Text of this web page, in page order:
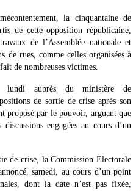
la cinquantaine de
de cette opposition républicaine,
de l’Assemblée nationale et
de rues, comme celles organisées à
de nombreuses victimes.
lundi auprès du ministère de
de sortie de crise après son
proposé par le pouvoir, arguant que
engagées au cours d’un
de crise, la Commission Electorale
samedi, au cours d’un point
dont la date n’est pas fixée,